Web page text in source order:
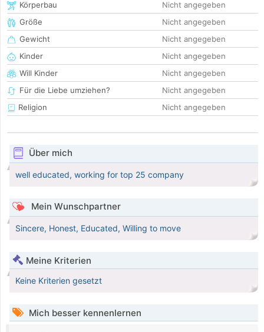
Körperbau
Nicht angegeben
Größe
Nicht angegeben
Gewicht
Nicht angegeben
Kinder
Nicht angegeben
Will Kinder
Nicht angegeben
Für die Liebe umziehen?
Nicht angegeben
Religion
Nicht angegeben
Über mich
well educated, working for top 25 company
Mein Wunschpartner
Sincere, Honest, Educated, Willing to move
Meine Kriterien
Keine Kriterien gesetzt
Mich besser kennenlernen